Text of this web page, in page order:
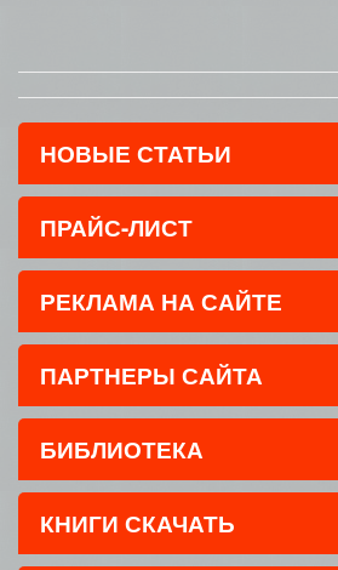
НОВЫЕ СТАТЬИ
ПРАЙС-ЛИСТ
РЕКЛАМА НА САЙТЕ
ПАРТНЕРЫ САЙТА
БИБЛИОТЕКА
КНИГИ СКАЧАТЬ